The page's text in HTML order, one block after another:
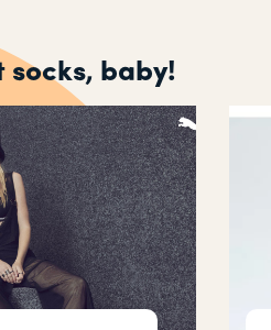
socks, baby!